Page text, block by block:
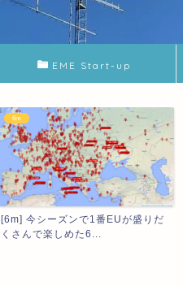
EME Start-up
6m
[6m] SSNが100を切ってからの6ｍ